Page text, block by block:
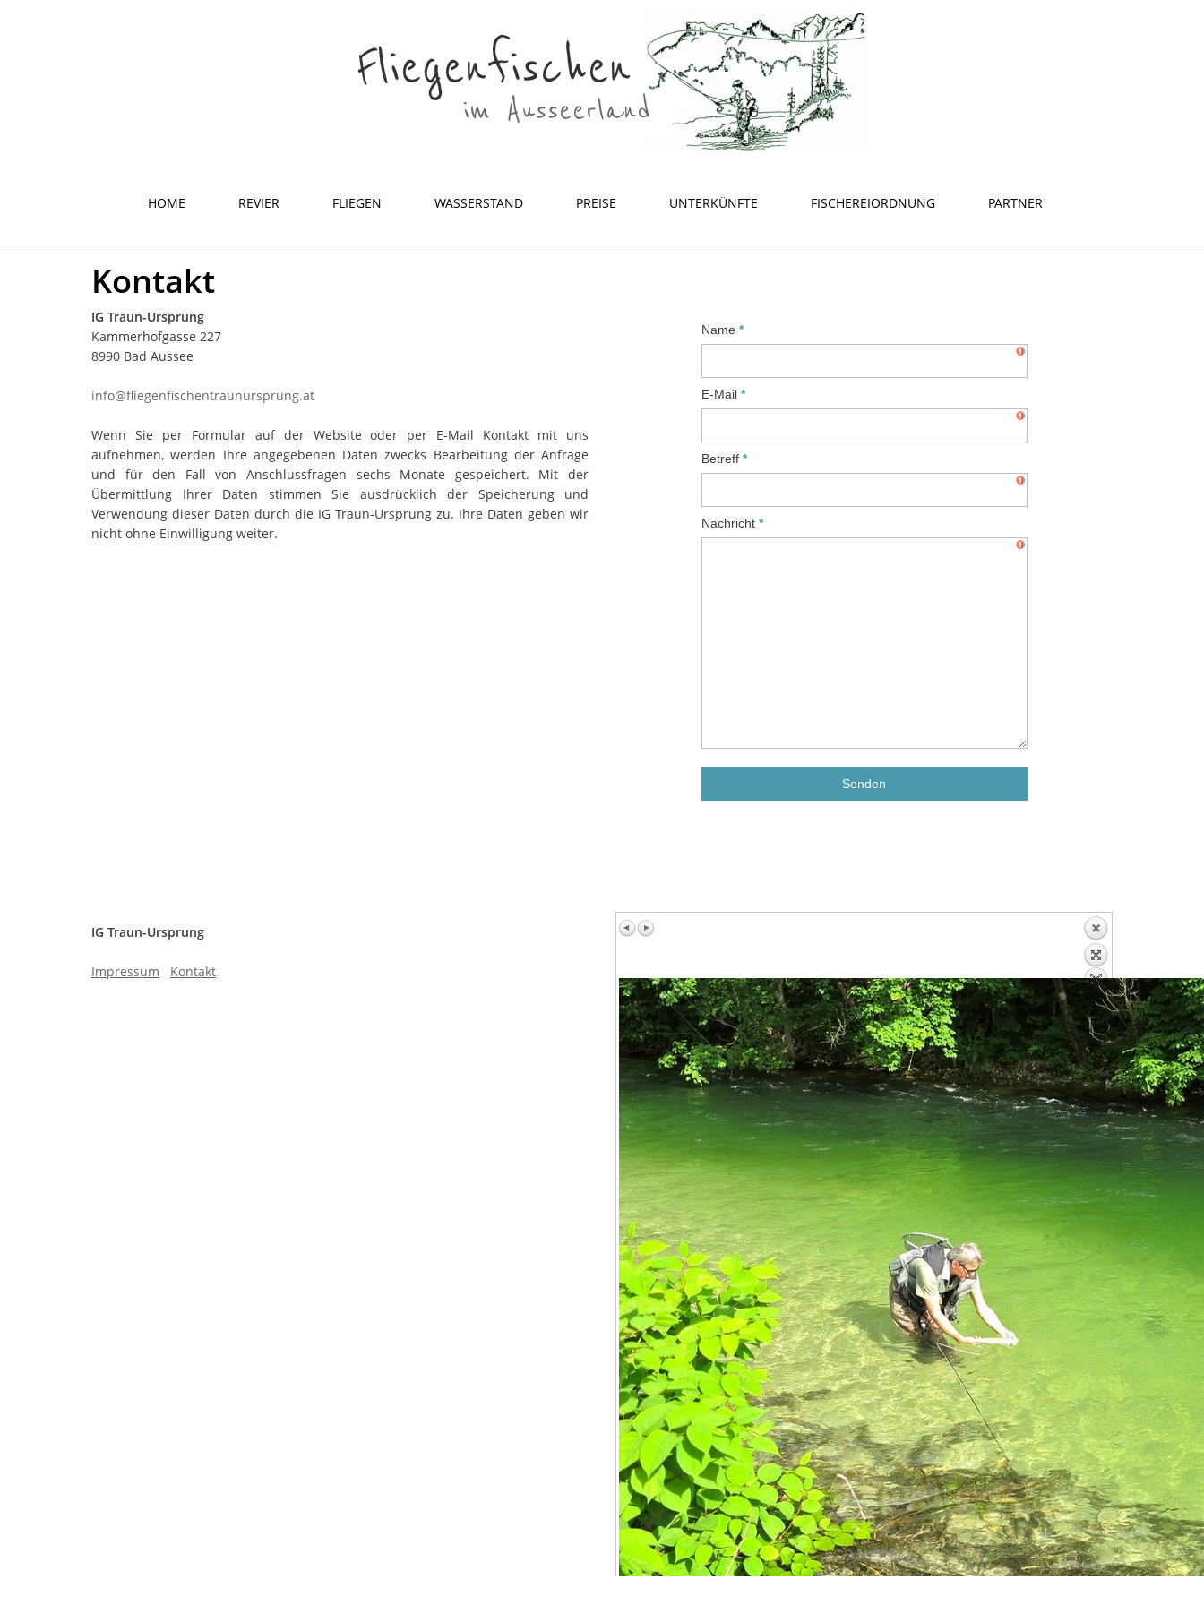
HOME REVIER FLIEGEN WASSERSTAND PREISE UNTERKÜNFTE FISCHEREIORDNUNG PARTNER
Kontakt
IG Traun-Ursprung
Kammerhofgasse 227
8990 Bad Aussee
info@fliegenfischentraunursprung.at
Wenn Sie per Formular auf der Website oder per E-Mail Kontakt mit uns
aufnehmen, werden Ihre angegebenen Daten zwecks Bearbeitung der Anfrage
und für den Fall von Anschlussfragen sechs Monate gespeichert. Mit der
Übermittlung Ihrer Daten stimmen Sie ausdrücklich der Speicherung und
Verwendung dieser Daten durch die IG Traun-Ursprung zu. Ihre Daten geben wir
nicht ohne Einwilligung weiter.
Name
E-Mail
Betreff
Nachricht
IG Traun-Ursprung
Impressum Kontakt